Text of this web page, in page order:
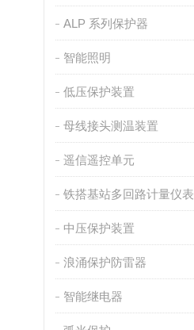
ALP 系列保护器
智能照明
低压保护装置
母线接头测温装置
遥信遥控单元
铁搭基站多回路计量仪表
中压保护装置
浪涌保护防雷器
智能继电器